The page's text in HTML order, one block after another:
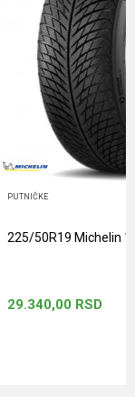
PUTNIČKE
225/50R19 Michelin
29.340,00 RSD